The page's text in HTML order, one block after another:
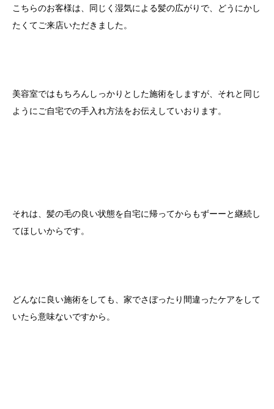
こちらのお客様は、同じく湿気による髪の広がりで、どうにかし
たくてご来店いただきました。
美容室ではもちろんしっかりとした施術をしますが、それと同じ
ようにご自宅での手入れ方法をお伝えしていおります。
それは、髪の毛の良い状態を自宅に帰ってからもずーーと継続し
てほしいからです。
どんなに良い施術をしても、家でさぼったり間違ったケアをして
いたら意味ないですから。